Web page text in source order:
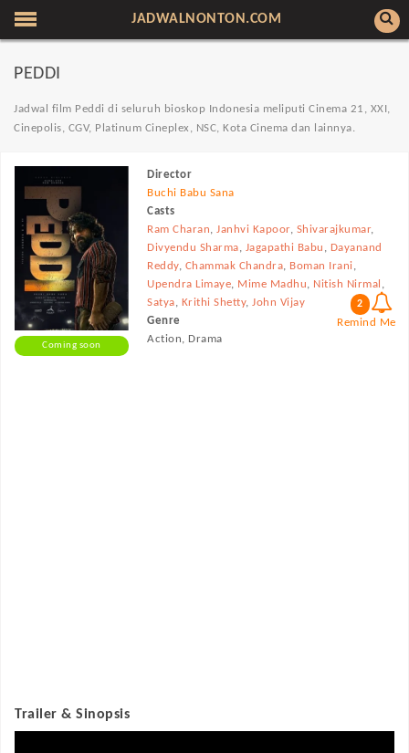
JADWALNONTON.COM
PEDDI
Jadwal film Peddi di seluruh bioskop Indonesia meliputi Cinema 21, XXI,
Cinepolis, CGV, Platinum Cineplex, NSC, Kota Cinema dan lainnya.
Coming soon
Director
Buchi Babu Sana
Casts
Ram Charan,Janhvi Kapoor, Shivarajkumar,
Divyendu Sharma, Jagapathi Babu , Dayanand
Reddy, Chammak Chandra, Boman Irani,
Upendra Limaye, Mime Madhu, Nitish Nirmal ,
Satya, Krithi Shetty,John Vijay
Genre
Action, Drama
2
Remind Me
Trailer & Sinopsis